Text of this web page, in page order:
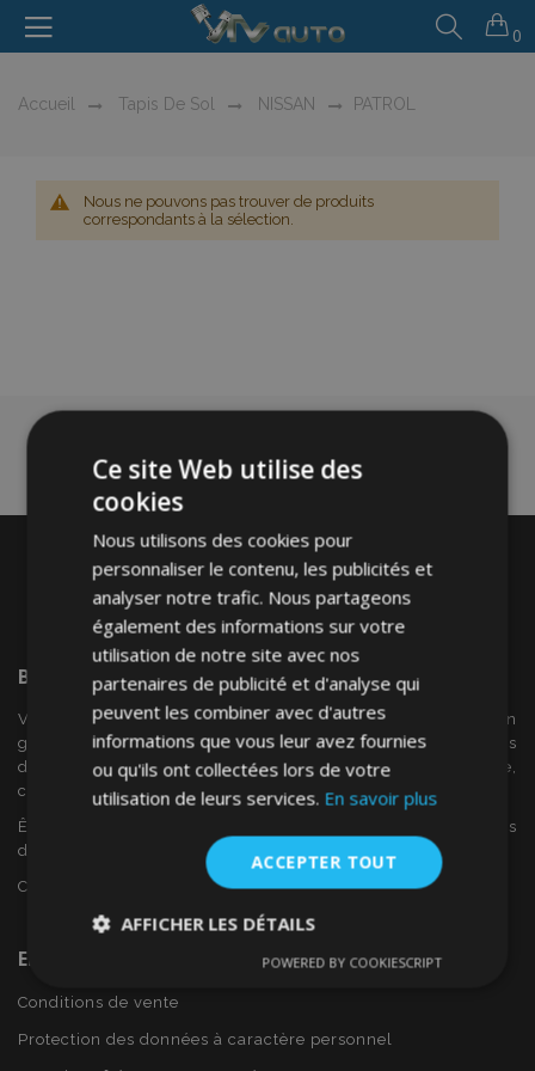
0
Accueil Tapis De Sol NISSAN PATROL
Nous ne pouvons pas trouver de produits
correspondants à la sélection.
Bienvenue SurVTVAuto
VTV voiture est un détaillant européen et fournisseur en
gros d'accessoires automobiles tels que:. les enjoliveurs, les
déflecteurs de vent, housses de siège, tapis de voiture,
couvertures de chrome et cadres ...
Êtes-vous intéressé par dropshipping ou voulez-vous
devenir notre partenaire?
Contactez-nous dès aujourd'hui!
En Savoir Plus Sur VTVAuto
Conditions de vente
Protection des données à caractère personnel
Ce site Web utilise des
cookies
Nous utilisons des cookies pour
personnaliser le contenu, les publicités et
analyser notre trafic. Nous partageons
également des informations sur votre
utilisation de notre site avec nos
partenaires de publicité et d'analyse qui
peuvent les combiner avec d'autres
informations que vous leur avez fournies
ou qu'ils ont collectées lors de votre
utilisation de leurs services. En savoir plus
ACCEPTER TOUT
AFFICHER LES DÉTAILS
nécessaires
Performance Ciblage
POWERED BY COOKIESCRIPT